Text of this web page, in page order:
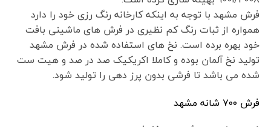
فرش مشهد با توجه به اینکه کارخانه رنگ رزی خود را دارد
همواره از ثبات رنگ کم نظیری در فرش های ماشینی بافت
خود بهره برده است. نخ های استفاده شده در فرش مشهد
تولید نخ آلمان بوده و کاملا اکریکیک صد در صد و هیت ست
شده می باشد تا فرشی بدون پرز دهی را تولید شود.
فرش ٧٠٠ شانه مشهد